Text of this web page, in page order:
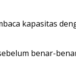
kapasitas
benar-